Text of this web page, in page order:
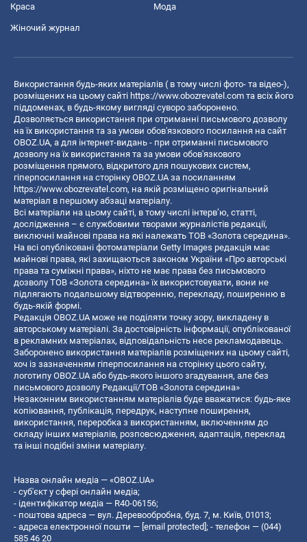
Краса Мода
Жіночий журнал
Використання будь-яких матеріалів ( в тому числі фото- та відео-),
розміщених на цьому сайті https://www.obozrevatel.com та всіх його
піддоменах, в будь-якому вигляді суворо заборонено.
Дозволяється використання при отриманні письмового дозволу
на їх використання та за умови обов'язкового посилання на сайт
OBOZ.UA, а для інтернет-видань - при отриманні письмового
дозволу на їх використання та за умови обов'язкового
розміщення прямого, відкритого для пошукових систем,
гіперпосилання на сторінку OBOZ.UA за посиланням
https://www.obozrevatel.com, на якій розміщено оригінальний
матеріал в першому абзаці матеріалу.
Всі матеріали на цьому сайті, в тому числі інтерв’ю, статті,
дослідження – є службовими творами журналістів редакції,
виключні майнові права на які належать ТОВ «Золота середина».
На всі опубліковані фотоматеріали Getty Images редакція має
майнові права, які захищаються законом України «Про авторські
права та суміжні права», ніхто не має права без письмового
дозволу ТОВ «Золота середина» їх використовувати, вони не
підлягають подальшому відтворенню, перекладу, поширенню в
будь-якій формі.
Редакція OBOZ.UA може не поділяти точку зору, викладену в
авторському матеріалі. За достовірність інформації, опублікованої
в рекламних матеріалах, відповідальність несе рекламодавець.
Заборонено використання матеріалів розміщених на цьому сайті,
хоч із зазначенням гіперпосилання на сторінку цього сайту,
логотипу OBOZ.UA або будь-якого іншого згадування, але без
письмового дозволу Редакції/ТОВ «Золота середина»
Незаконним використанням матеріалів буде вважатися: будь-яке
копiювання, публiкацiя, передрук, наступне поширення,
використання, переробка з використанням, включенням до
складу інших матеріалів, розповсюдження, адаптація, переклад
та інші подібні зміни матеріалу.
Назва онлайн медіа — «OBOZ.UA»
- суб'єкт у сфері онлайн медіа;
- ідентифікатор медіа — R40-06156;
- поштова адреса — вул. Деревообробна, буд. 7, м. Київ, 01013;
- адреса електронної пошти — [email protected]; - телефон — (044)
585 46 20